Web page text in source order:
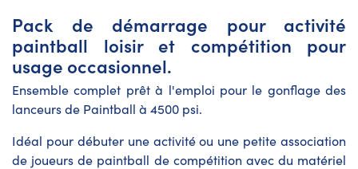
Pack de démarrage pour activité
paintball loisir et compétition pour
usage occasionnel.
Ensemble complet prêt à l'emploi pour le gonflage des
lanceurs de Paintball à 4500 psi.
Idéal pour débuter une activité ou une petite association
de joueurs de paintball de compétition avec du matériel